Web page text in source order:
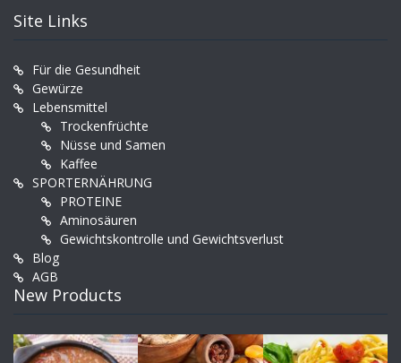
Site Links
Für die Gesundheit
Gewürze
Lebensmittel
Trockenfrüchte
Nüsse und Samen
Kaffee
SPORTERNÄHRUNG
PROTEINE
Aminosäuren
Gewichtskontrolle und Gewichtsverlust
Blog
AGB
New Products